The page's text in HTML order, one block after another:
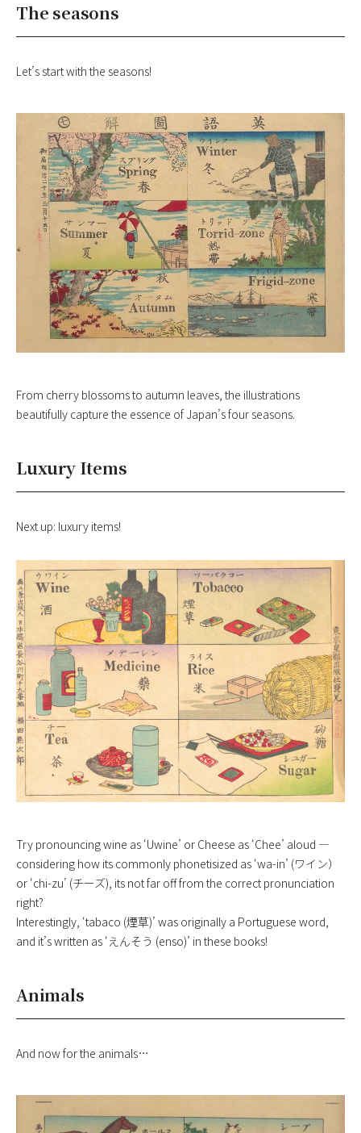
The seasons
Let’s start with the seasons!
From cherry blossoms to autumn leaves, the illustrations
beautifully capture the essence of Japan’s four seasons.
Luxury Items
Next up: luxury items!
Try pronouncing wine as ‘Uwine’ or Cheese as ‘Chee’ aloud —
considering how its commonly phonetisized as ‘wa-in’ (ワイン）
or ‘chi-zu’ (チーズ), its not far off from the correct pronunciation
right?
Interestingly, ‘tabaco (煙草)’ was originally a Portuguese word,
and it’s written as ‘えんそう (enso)’ in these books!
Animals
And now for the animals…